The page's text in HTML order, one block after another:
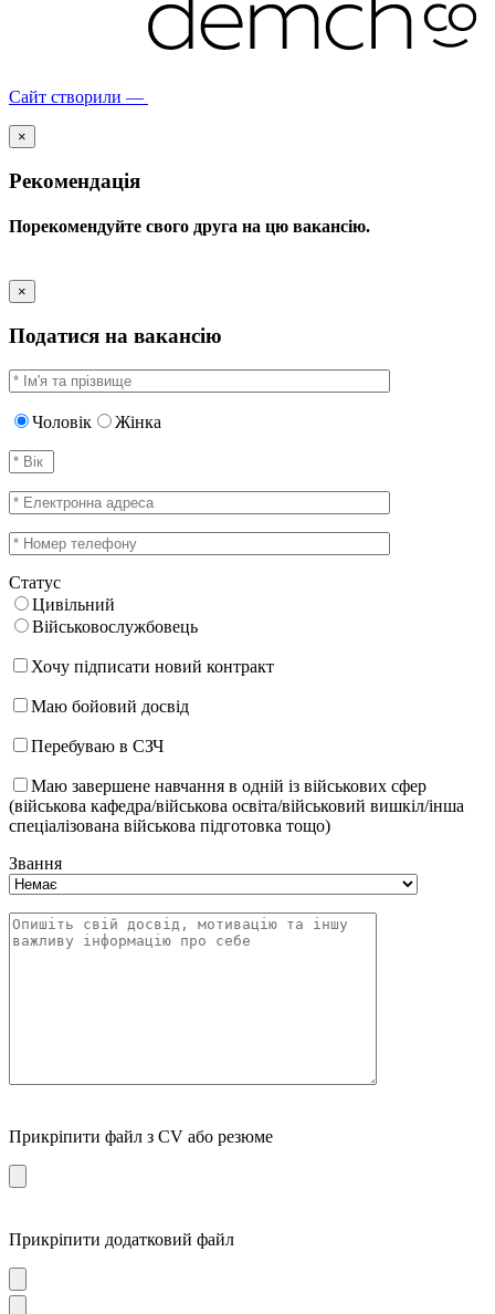
Сайт створили —
×
Рекомендація
Порекомендуйте свого друга на цю вакансію.
×
Податися на вакансію
Чоловік Жінка
Статус
Цивільний
Військовослужбовець
Хочу підписати новий контракт
Маю бойовий досвід
Перебуваю в СЗЧ
Маю завершене навчання в одній із військових сфер
(військова кафедра/військова освіта/військовий вишкіл/інша
спеціалізована військова підготовка тощо)
Звання
Прикріпити файл з CV або резюме
Прикріпити додатковий файл